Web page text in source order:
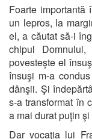
Foarte importantă
un lepros, la
el, a căutat să-i
chipul
povesteşte el
însuşi m-a
dânşii. Şi
s-a transformat în
a mai durat puţin
Dar vocaţia lui